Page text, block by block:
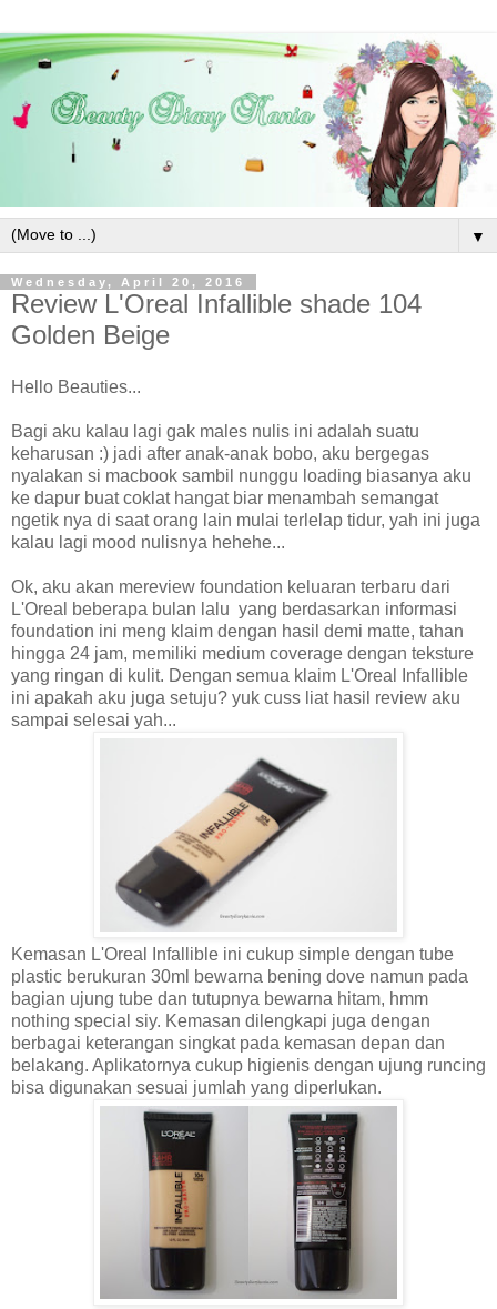
▼
Wednesday, April 20, 2016
Review L'Oreal Infallible shade 104
Golden Beige
Hello Beauties...
Bagi aku kalau lagi gak males nulis ini adalah suatu
keharusan :) jadi after anak-anak bobo, aku bergegas
nyalakan si macbook sambil nunggu loading biasanya aku
ke dapur buat coklat hangat biar menambah semangat
ngetik nya di saat orang lain mulai terlelap tidur, yah ini juga
kalau lagi mood nulisnya hehehe...
Ok, aku akan mereview foundation keluaran terbaru dari
L'Oreal beberapa bulan lalu yang berdasarkan informasi
foundation ini meng klaim dengan hasil demi matte, tahan
hingga 24 jam, memiliki medium coverage dengan teksture
yang ringan di kulit. Dengan semua klaim L'Oreal Infallible
ini apakah aku juga setuju? yuk cuss liat hasil review aku
sampai selesai yah...
Kemasan L'Oreal Infallible ini cukup simple dengan tube
plastic berukuran 30ml bewarna bening dove namun pada
bagian ujung tube dan tutupnya bewarna hitam, hmm
nothing special siy. Kemasan dilengkapi juga dengan
berbagai keterangan singkat pada kemasan depan dan
belakang. Aplikatornya cukup higienis dengan ujung runcing
bisa digunakan sesuai jumlah yang diperlukan.